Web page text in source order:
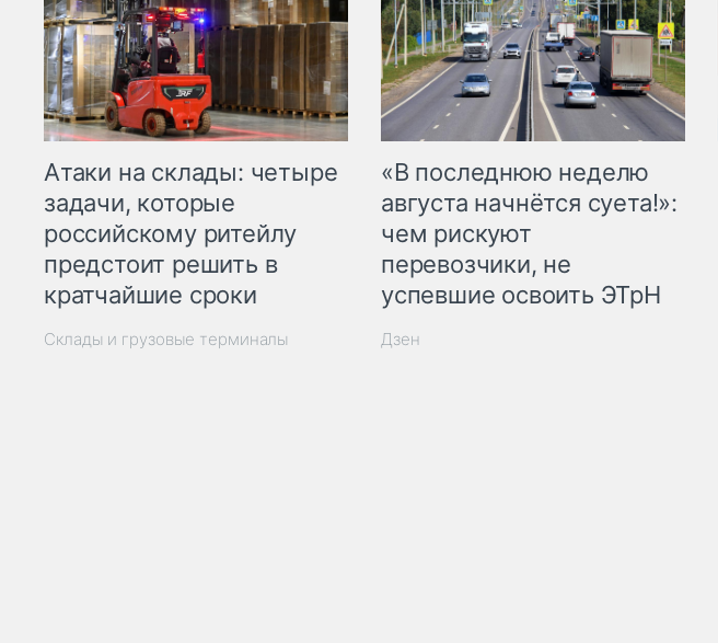
Атаки на склады: четыре
задачи, которые
российскому ритейлу
предстоит решить в
кратчайшие сроки
Склады и грузовые терминалы
«В последнюю неделю
августа начнётся суета!»:
чем рискуют
перевозчики, не
успевшие освоить ЭТрН
Дзен